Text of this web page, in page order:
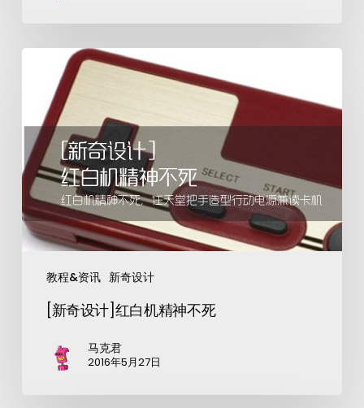
教程&资讯 新奇设计
[新奇设计]红白机精神不死
马克君
2016年5月27日